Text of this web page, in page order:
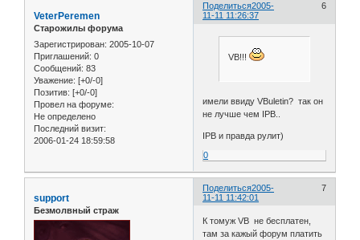
Поделиться 6
2005-
11-11 11:26:37
VeterPeremen
Старожилы форума
Зарегистрирован: 2005-10-07
Приглашений: 0
Сообщений: 83
Уважение: [+0/-0]
Позитив: [+0/-0]
Провел на форуме:
Не определено
Последний визит:
2006-01-24 18:59:58
VB!!!
имели ввиду VBuletin? так он
не лучше чем IPB..
IPB и правда рулит)
0
Поделиться 7
2005-
11-11 11:42:01
support
Безмолвный страж
К томуж VB не бесплатен,
там за кажый форум платить